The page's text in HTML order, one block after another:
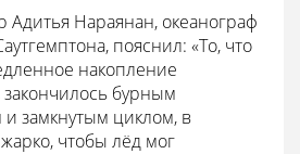
Адитья Нараянан, океанограф
пояснил: «То, что
накопление
закончилось бурным
замкнутым циклом, в
чтобы лёд мог